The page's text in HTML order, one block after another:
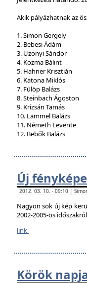
Akik pályázhatnak az
1. Simon Gergely
2. Bebesi Ádám
3. Uzonyi Sándor
4. Kozma Bálint
5. Hahner Krisztián
6. Katona Miklós
7. Fülöp Balázs
8. Steinbach Ágoston
9. Krizsán Tamás
10. Lammel Balázs
11. Németh Levente
12. Bebők Balázs
Új
2012. 03. 10. - 09:10 |
Nagyon sok új kép
2002-2005-ös
link
Körök